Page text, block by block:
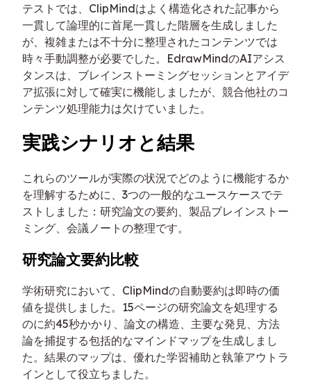
テストでは、ClipMindはよく構造化された記事から
一貫して論理的に首尾一貫した階層を生成しました
が、複雑または不十分に整理されたコンテンツでは
時々手動調整が必要でした。EdrawMindのAIアシス
タンスは、ブレインストーミングセッションとアイデ
ア拡張に対して確実に機能しましたが、競合他社のコ
ンテンツ処理能力は欠けていました。
実践シナリオと結果
これらのツールが実際の状況でどのように機能するか
を理解するために、3つの一般的なユースケースでテ
ストしました：研究論文の要約、製品ブレインストー
ミング、会議ノートの整理です。
研究論文要約比較
学術研究において、ClipMindの自動要約は即時の価
値を提供しました。15ページの研究論文を処理する
のに約45秒かかり、論文の構造、主要な発見、方法
論を捕捉する包括的なマインドマップを生成しまし
た。結果のマップは、優れた学習補助と執筆アウトラ
インとして役立ちました。